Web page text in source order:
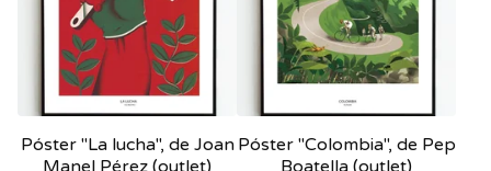
Póster "La lucha", de Joan
Manel Pérez (outlet)
Póster "Colombia", de Pep
Boatella (outlet)